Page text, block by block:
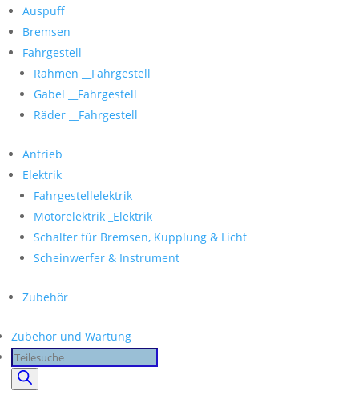
Auspuff
Bremsen
Fahrgestell
Rahmen __Fahrgestell
Gabel __Fahrgestell
Räder __Fahrgestell
Antrieb
Elektrik
Fahrgestellelektrik
Motorelektrik _Elektrik
Schalter für Bremsen, Kupplung & Licht
Scheinwerfer & Instrument
Zubehör
Zubehör und Wartung
Products
search